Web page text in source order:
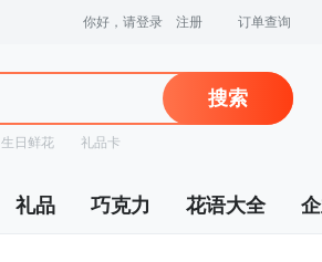
你好，请登录 注册 订单查询
搜索
生日鲜花 礼品卡
礼品 巧克力 花语大全